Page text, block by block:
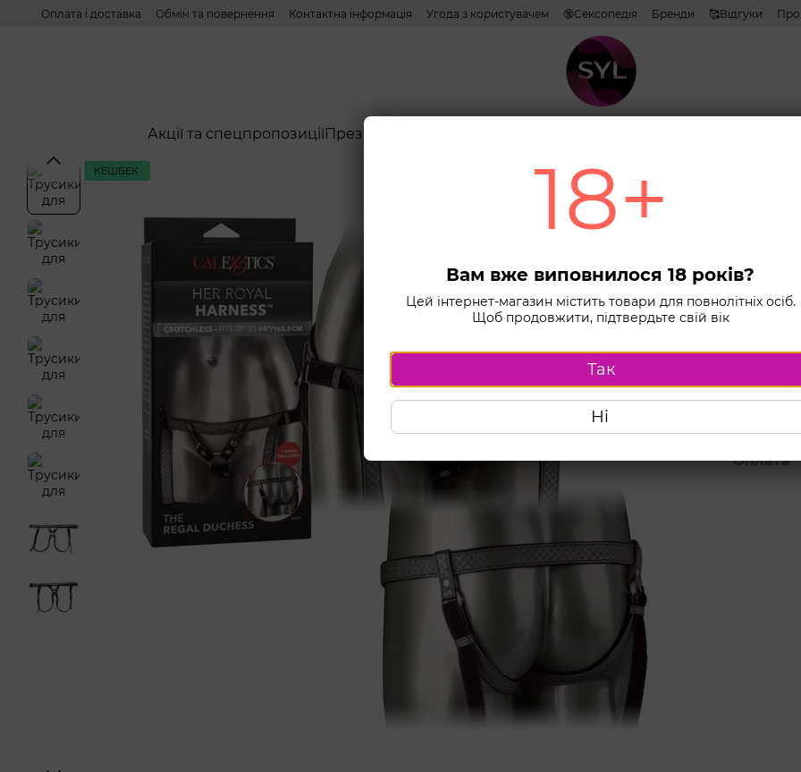
Перейти до основного контенту
Оплата і доставка Обмін та повернення Контактна інформація Угода з користувачем 🔞Сексопедія Бренди 🥰Відгуки Про
Акції та спецпропозиціїПрезервативи Combo
КЕШБЕК
2
Оплата
18+
Вам вже виповнилося 18 років?
Цей інтернет-магазин містить товари для повнолітніх осіб.
Щоб продовжити, підтвердьте свій вік
Так
Ні